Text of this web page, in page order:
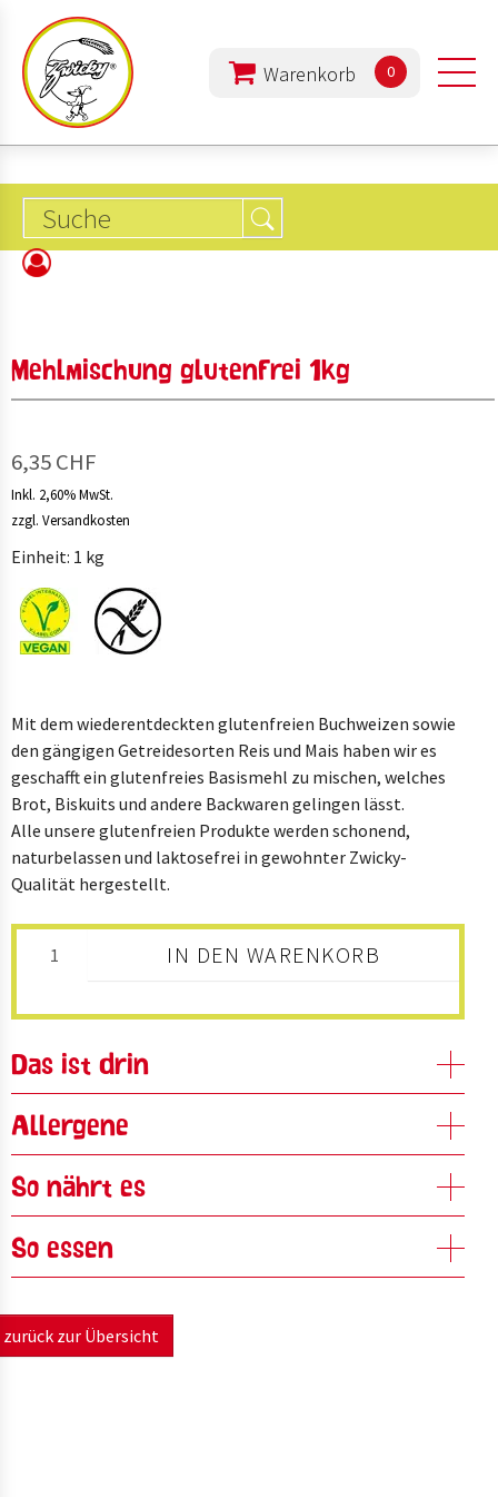
PRODUKTE
UNTERNEHMEN
ERNÄHRUNG
B2B
SHOP
0
Mehlmischung glutenfrei 1kg
6,35 CHF
Inkl. 2,60% MwSt.
zzgl. Versandkosten
Einheit: 1 kg
Mit dem wiederentdeckten glutenfreien Buchweizen sowie
den gängigen Getreidesorten Reis und Mais haben wir es
geschafft ein glutenfreies Basismehl zu mischen, welches
Brot, Biskuits und andere Backwaren gelingen lässt.
Alle unsere glutenfreien Produkte werden schonend,
naturbelassen und laktosefrei in gewohnter Zwicky-
Qualität hergestellt.
IN DEN WARENKORB
Das ist drin
Allergene
So nährt es
So essen
zurück zur Übersicht